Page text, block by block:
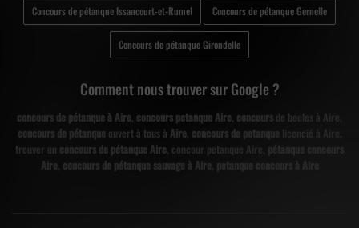
Concours de pétanque Issancourt-et-Rumel Concours de pétanque Gernelle
Concours de pétanque Girondelle
Comment nous trouver sur Google ?
concours de pétanque à Aire, concours petanque Aire, concours de boules à Aire,
concours de pétanqueouvert à tous à Aire, concours de petanque licencié à Aire,
trouver un concours de pétanque Aire, concour petanque Aire, pétanque concours
Aire, concours de pétanque sauvage à Aire, petanque concours à Aire